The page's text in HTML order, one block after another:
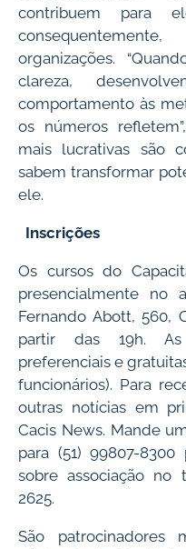
contribuem para
organizações.
clareza,
comportamento às
os números
mais lucrativas são
sabem transformar
ele.
Inscrições
Os cursos do
presencialmente no
Fernando Abott, 560,
partir das 19h.
preferenciais e
funcionários). Para
outras notícias em
Cacis News. Mande
para (51) 99807-8300
sobre associação no
2625.
São patrocinadores